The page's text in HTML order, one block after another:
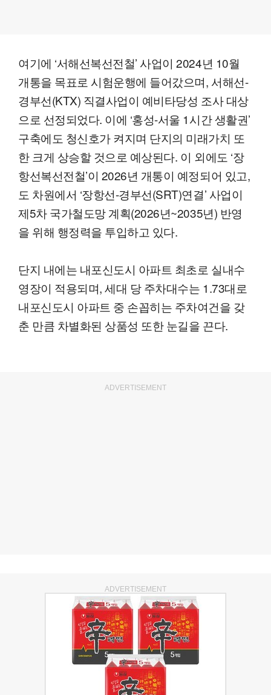
여기에 ‘서해선복선전철’ 사업이 2024년 10월
개통을 목표로 시험운행에 들어갔으며, 서해선-
경부선(KTX) 직결사업이 예비타당성 조사 대상
으로 선정되었다. 이에 ‘홍성-서울 1시간 생활권’
구축에도 청신호가 켜지며 단지의 미래가치 또
한 크게 상승할 것으로 예상된다. 이 외에도 ‘장
항선복선전철’이 2026년 개통이 예정되어 있고,
도 차원에서 ‘장항선-경부선(SRT)연결’ 사업이
제5차 국가철도망 계획(2026년~2035년) 반영
을 위해 행정력을 투입하고 있다.
단지 내에는 내포신도시 아파트 최초로 실내수
영장이 적용되며, 세대 당 주차대수는 1.73대로
내포신도시 아파트 중 손꼽히는 주차여건을 갖
춘 만큼 차별화된 상품성 또한 눈길을 끈다.
ADVERTISEMENT
ADVERTISEMENT